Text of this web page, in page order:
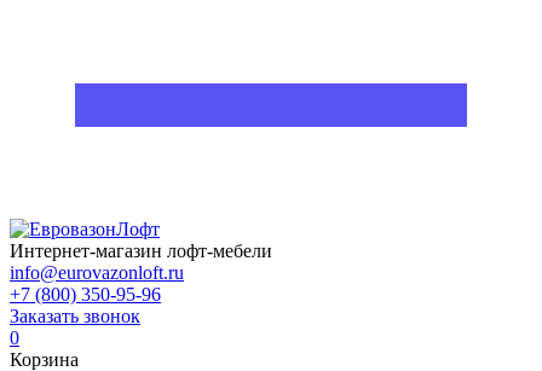
Интернет-магазин лофт-мебели
info@eurovazonloft.ru
+7 (800) 350-95-96
Заказать звонок
0
Корзина